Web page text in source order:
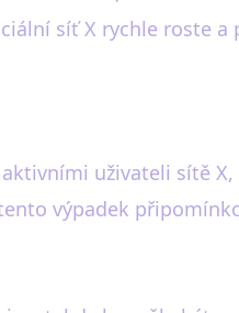
síť X rychle roste
uživateli sítě
výpadek